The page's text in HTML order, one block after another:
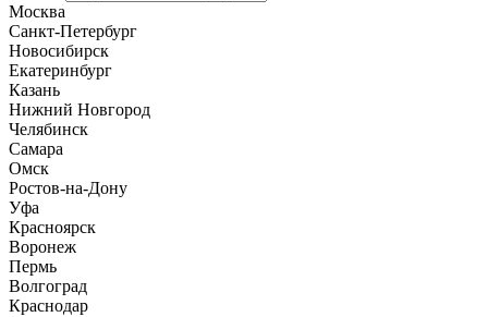
Москва
Санкт-Петербург
Новосибирск
Екатеринбург
Казань
Нижний Новгород
Челябинск
Самара
Омск
Ростов-на-Дону
Уфа
Красноярск
Воронеж
Пермь
Волгоград
Краснодар